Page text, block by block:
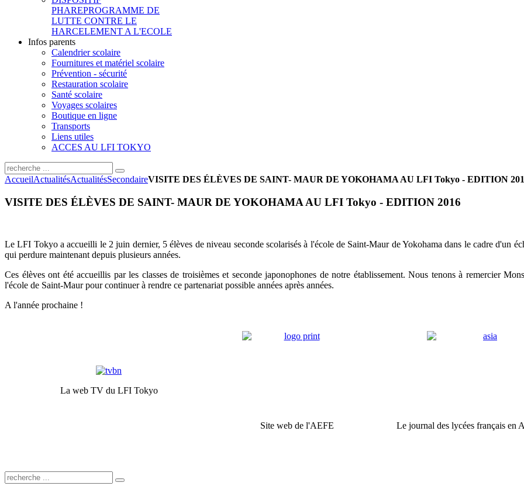
PHAREPROGRAMME DE
LUTTE CONTRE LE
HARCELEMENT A L'ECOLE
Infos parents
Calendrier scolaire
Fournitures et matériel scolaire
Prévention - sécurité
Restauration scolaire
Santé scolaire
Voyages scolaires
Boutique en ligne
Transports
Liens utiles
ACCES AU LFI TOKYO
AccueilActualitésActualitésSecondaireVISITE DES ÉLÈVES DE SAINT- MAUR DE YOKOHAMA AU LFI Tokyo - EDITION
VISITE DES ÉLÈVES DE SAINT- MAUR DE YOKOHAMA AU LFI Tokyo - EDITION 2016
Le LFI Tokyo a accueilli le 2 juin dernier, 5 élèves de niveau seconde scolarisés à l'école de Saint-Maur de Yokohama dans le cadre d'un
qui perdure maintenant depuis plusieurs années.
Ces élèves ont été accueillis par les classes de troisièmes et seconde japonophones de notre établissement. Nous tenons à remercier
l'école de Saint-Maur pour continuer à rendre ce partenariat possible années après années.
A l'année prochaine !
La web TV du LFI Tokyo
Site web de l'AEFE Le journal des lycées français en